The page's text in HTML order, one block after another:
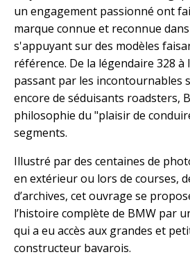
un engagement passionné ont
marque connue et reconnue
s'appuyant sur des modèles
référence. De la légendaire 328
passant par les incontournables
encore de séduisants roadsters,
philosophie du "plaisir de
segments.
Illustré par des centaines de
en extérieur ou lors de courses,
d’archives, cet ouvrage se
l’histoire complète de BMW par
qui a eu accès aux grandes et
constructeur bavarois.